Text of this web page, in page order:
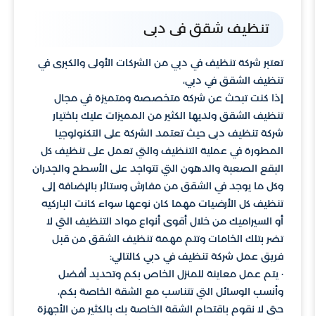
تنظيف شقق فى دبى
تعتبر شركة تنظيف في دبي من الشركات الأولى والكبرى في
تنظيف الشقق في دبي،
إذا كنت تبحث عن شركة متخصصة ومتميزة في مجال
تنظيف الشقق ولديها الكثير من المميزات عليك باختيار
شركة تنظيف دبى حيث تعتمد الشركة على التكنولوجيا
المطورة في عملية التنظيف والتي تعمل على تنظيف كل
البقع الصعبة والدهون التي تتواجد على الأسطح والجدران
وكل ما يوجد في الشقق من مفارش وستائر بالإضافة إلى
تنظيف كل الأرضيات مهما كان نوعها سواء كانت الباركيه
أو السيراميك من خلال أقوى أنواع مواد التنظيف التي لا
تضر بتلك الخامات وتتم مهمة تنظيف الشقق من قبل
فريق عمل شركة تنظيف في دبي كالتالي:
· يتم عمل معاينة للمنزل الخاص بكم وتحديد أفضل
وأنسب الوسائل التي تتناسب مع الشقة الخاصة بكم،
حتى لا نقوم باقتحام الشقة الخاصة بك بالكثير من الأجهزة